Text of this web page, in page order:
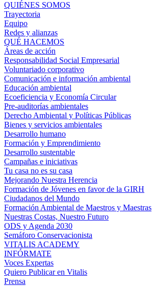
QUIÉNES SOMOS
Trayectoria
Equipo
Redes y alianzas
QUÉ HACEMOS
Áreas de acción
Responsabilidad Social Empresarial
Voluntariado corporativo
Comunicación e información ambiental
Educación ambiental
Ecoeficiencia y Economía Circular
Pre-auditorías ambientales
Derecho Ambiental y Políticas Públicas
Bienes y servicios ambientales
Desarrollo humano
Formación y Emprendimiento
Desarrollo sustentable
Campañas e iniciativas
Tu casa no es su casa
Mejorando Nuestra Herencia
Formación de Jóvenes en favor de la GIRH
Ciudadanos del Mundo
Formación Ambiental de Maestros y Maestras
Nuestras Costas, Nuestro Futuro
ODS y Agenda 2030
Semáforo Conservacionista
VITALIS ACADEMY
INFÓRMATE
Voces Expertas
Quiero Publicar en Vitalis
Prensa